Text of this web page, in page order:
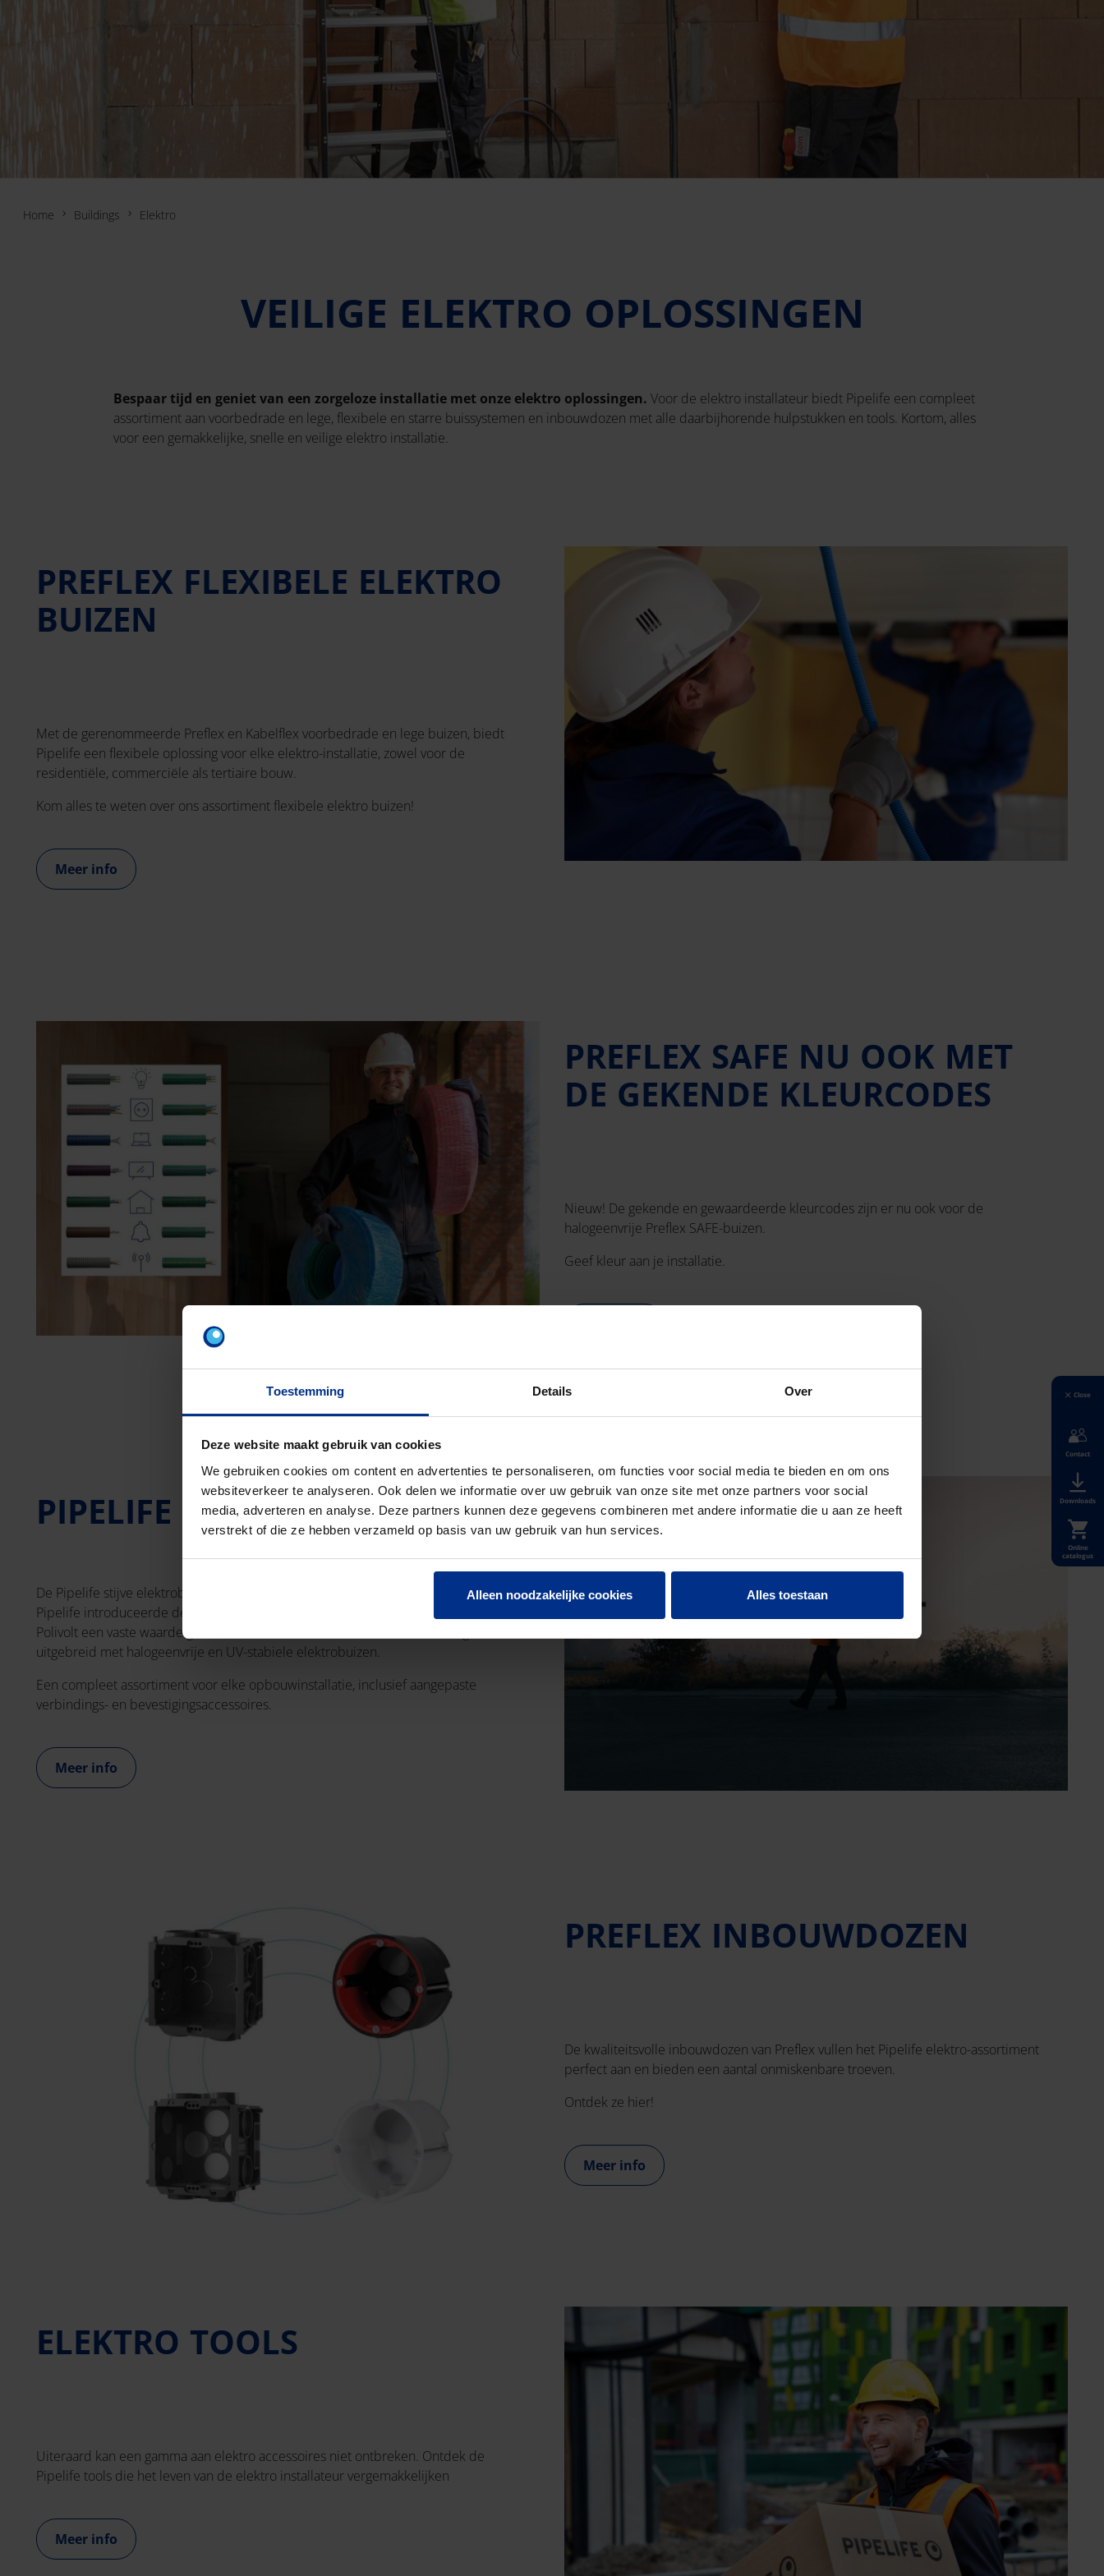
Toestemming Details Over
Deze website maakt gebruik van cookies
We gebruiken cookies om content en advertenties te personaliseren, om functies voor social media te bieden en om ons
websiteverkeer te analyseren. Ook delen we informatie over uw gebruik van onze site met onze partners voor social
media, adverteren en analyse. Deze partners kunnen deze gegevens combineren met andere informatie die u aan ze heeft
verstrekt of die ze hebben verzameld op basis van uw gebruik van hun services.
Alleen noodzakelijke cookies Alles toestaan
Home Buildings Elektro
VEILIGE ELEKTRO OPLOSSINGEN
Bespaar tijd en geniet van een zorgeloze installatie met onze elektro oplossingen. Voor de elektro installateur biedt Pipelife een compleet
assortiment aan voorbedrade en lege, flexibele en starre buissystemen en inbouwdozen met alle daarbijhorende hulpstukken en tools. Kortom, alles
voor een gemakkelijke, snelle en veilige elektro installatie.
PREFLEX FLEXIBELE ELEKTRO
BUIZEN
Met de gerenommeerde Preflex en Kabelflex voorbedrade en lege buizen, biedt
Pipelife een flexibele oplossing voor elke elektro-installatie, zowel voor de
residentiële, commerciële als tertiaire bouw.
Kom alles te weten over ons assortiment flexibele elektro buizen!
Meer info
PREFLEX SAFE NU OOK MET
DE GEKENDE KLEURCODES
Nieuw! De gekende en gewaardeerde kleurcodes zijn er nu ook voor de
halogeenvrije Preflex SAFE-buizen.
Geef kleur aan je installatie.
PIPELIFE ELEKTROBUIZEN
De Pipelife stijve elektrobuizen bieden de beste bescherming voor uw kabels.
Pipelife introduceerde de Polivolt starre buizen al in 1948 in Europa. Intussen is de
Polivolt een vaste waarde geworden in de installatiebranche en werd het gamma
uitgebreid met halogeenvrije en UV-stabiele elektrobuizen.
Een compleet assortiment voor elke opbouwinstallatie, inclusief aangepaste
verbindings- en bevestigingsaccessoires.
Meer info
PREFLEX INBOUWDOZEN
De kwaliteitsvolle inbouwdozen van Preflex vullen het Pipelife elektro-assortiment
perfect aan en bieden een aantal onmiskenbare troeven.
Ontdek ze hier!
Meer info
ELEKTRO TOOLS
Uiteraard kan een gamma aan elektro accessoires niet ontbreken. Ontdek de
Pipelife tools die het leven van de elektro installateur vergemakkelijken
Meer info
Close
Contact
Downloads
Online
catalogus